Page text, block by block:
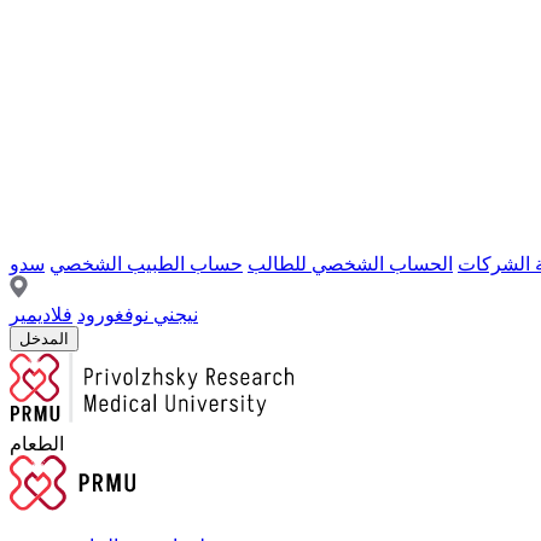
الشركات الحساب الشخصي للطالب حساب الطبيب الشخصي سدو
نيجني نوفغورود فلاديمير
المدخل
الطعام